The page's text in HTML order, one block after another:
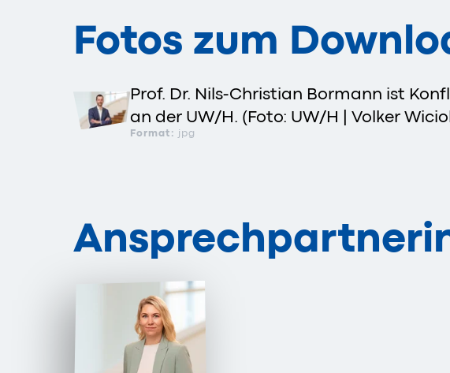
Fotos zum
Prof. Dr. Nils-Christian Bormann ist
an der UW/H. (Foto: UW/H | Volker
Format: jpg